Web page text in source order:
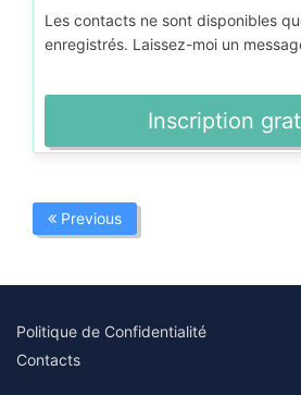
Les contacts ne sont disponibles
enregistrés. Laissez-moi un
Inscription
Previous
Politique de Confidentialité
Contacts